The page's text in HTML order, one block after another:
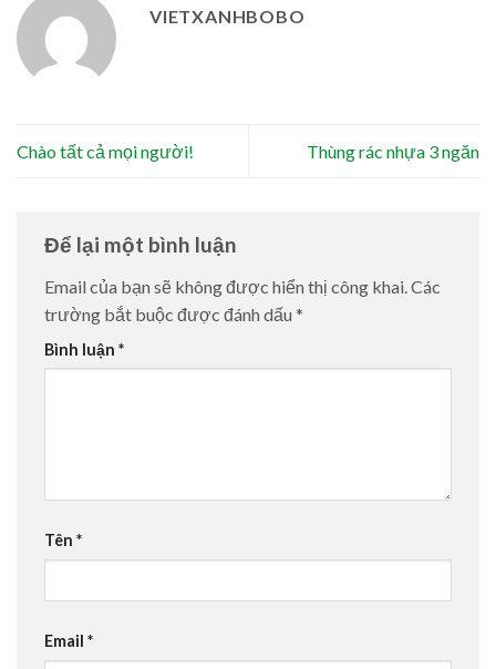
VIETXANHBOBO
Chào tất cả mọi người! Thùng rác nhựa 3 ngăn
Để lại một bình luận
Email của bạn sẽ không được hiển thị công khai. Các
trường bắt buộc được đánh dấu *
Bình luận *
Tên *
Email *